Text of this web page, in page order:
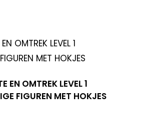
EN OMTREK LEVEL 1
FIGUREN MET HOKJES